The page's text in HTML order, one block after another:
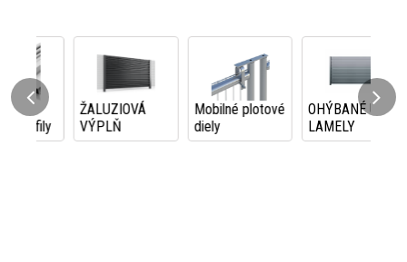
ŽALUZIOVÁ
VÝPLŇ
Mobilné plotové
OHÝBANÉ U-
LAMELY